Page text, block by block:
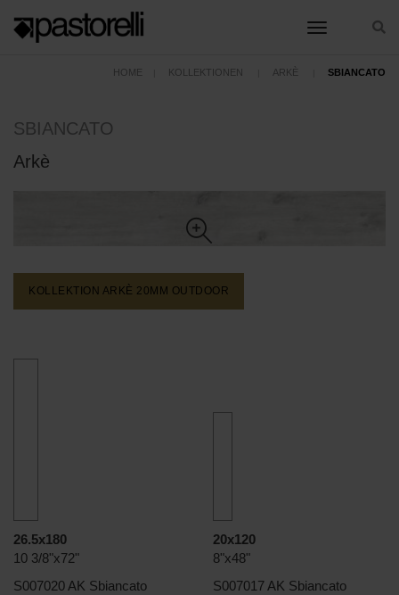
toggle
HOME KOLLEKTIONEN ARKÈ SBIANCATO
SBIANCATO
Arkè
KOLLEKTION ARKÈ 20MM OUTDOOR
26.5x180
10 3/8"x72"
S007020 AK Sbiancato
20x120
8"x48"
S007017 AK Sbiancato